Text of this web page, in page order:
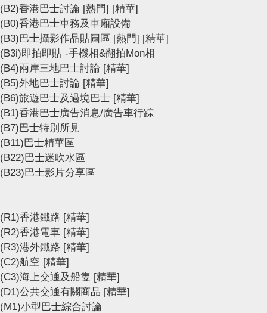
(B2)香港巴士討論 [熱門] [精華]
(B0)香港巴士車務及車廂設備
(B3)巴士攝影作品貼圖區 [熱門] [精華]
(B3i)即拍即貼 -手機相&翻拍Mon相
(B4)兩岸三地巴士討論 [精華]
(B5)外地巴士討論 [精華]
(B6)旅遊巴士及過境巴士 [精華]
(B1)香港巴士廣告消息/廣告車行踪
(B7)巴士特別所見
(B11)巴士精華區
(B22)巴士迷吹水區
(B23)巴士影片分享區
(R1)香港鐵路 [精華]
(R2)香港電車 [精華]
(R3)港外鐵路 [精華]
(C2)航空 [精華]
(C3)海上交通及船隻 [精華]
(D1)公共交通有關商品 [精華]
(M1)小型巴士綜合討論